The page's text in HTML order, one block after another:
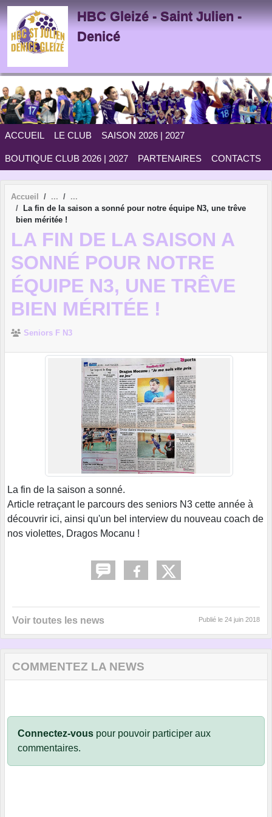
HBC Gleizé - Saint Julien -
Denicé
ACCUEIL LE CLUB SAISON 2026 | 2027
BOUTIQUE CLUB 2026 | 2027 PARTENAIRES CONTACTS
Accueil
La fin de la saison a sonné pour notre équipe N3, une trêve
bien méritée !
LA FIN DE LA SAISON A
SONNÉ POUR NOTRE
ÉQUIPE N3, UNE TRÊVE
BIEN MÉRITÉE !
Seniors F N3
La fin de la saison a sonné.
Article retraçant le parcours des seniors N3 cette année à
découvrir ici, ainsi qu'un bel interview du nouveau coach de
nos violettes, Dragos Mocanu !
Voir toutes les news Publié le 24 juin 2018
COMMENTEZ LA NEWS
Connectez-vous pour pouvoir participer aux
commentaires.
Panneau de gestion des cookies